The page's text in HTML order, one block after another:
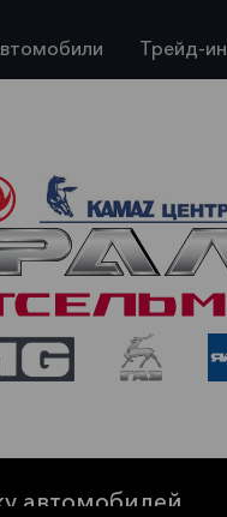
Трейд-ин
автомобилей